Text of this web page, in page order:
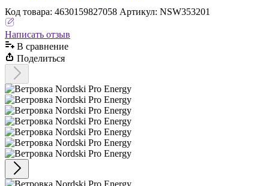
Код товара: 4630159827058 Артикул: NSW353201
Написать отзыв
В сравнениe
Поделиться